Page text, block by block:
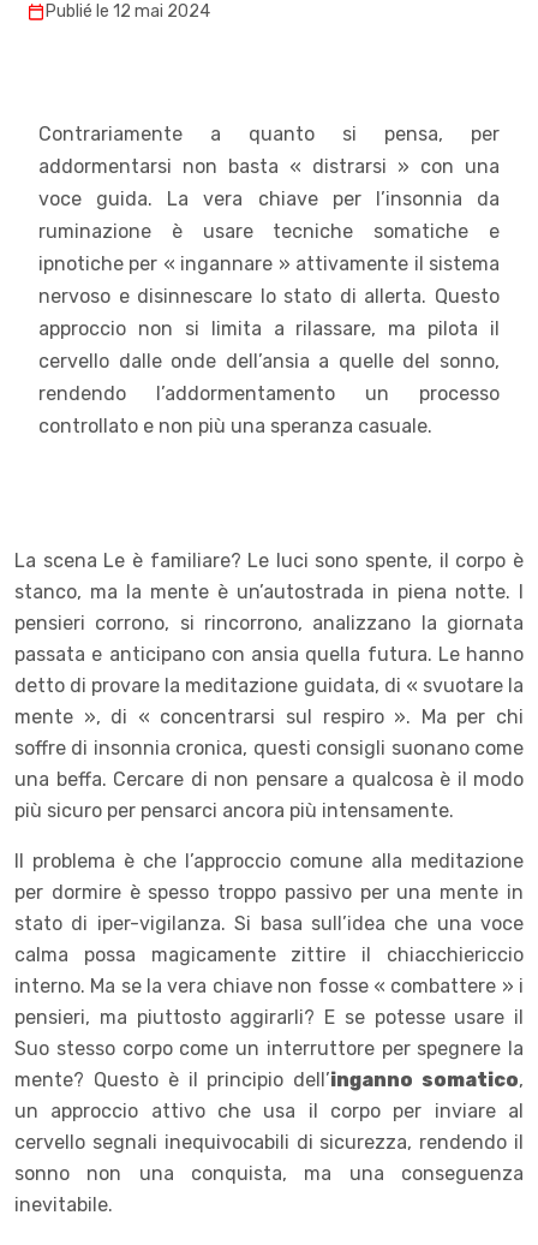
Publié le 12 mai 2024
Contrariamente a quanto si pensa, per
addormentarsi non basta « distrarsi » con una
voce guida. La vera chiave per l’insonnia da
ruminazione è usare tecniche somatiche e
ipnotiche per « ingannare » attivamente il sistema
nervoso e disinnescare lo stato di allerta. Questo
approccio non si limita a rilassare, ma pilota il
cervello dalle onde dell’ansia a quelle del sonno,
rendendo l’addormentamento un processo
controllato e non più una speranza casuale.
La scena Le è familiare? Le luci sono spente, il corpo è
stanco, ma la mente è un’autostrada in piena notte. I
pensieri corrono, si rincorrono, analizzano la giornata
passata e anticipano con ansia quella futura. Le hanno
detto di provare la meditazione guidata, di « svuotare la
mente », di « concentrarsi sul respiro ». Ma per chi
soffre di insonnia cronica, questi consigli suonano come
una beffa. Cercare di non pensare a qualcosa è il modo
più sicuro per pensarci ancora più intensamente.
Il problema è che l’approccio comune alla meditazione
per dormire è spesso troppo passivo per una mente in
stato di iper-vigilanza. Si basa sull’idea che una voce
calma possa magicamente zittire il chiacchiericcio
interno. Ma se la vera chiave non fosse « combattere » i
pensieri, ma piuttosto aggirarli? E se potesse usare il
Suo stesso corpo come un interruttore per spegnere la
mente? Questo è il principio dell’inganno somatico,
un approccio attivo che usa il corpo per inviare al
cervello segnali inequivocabili di sicurezza, rendendo il
sonno non una conquista, ma una conseguenza
inevitabile.